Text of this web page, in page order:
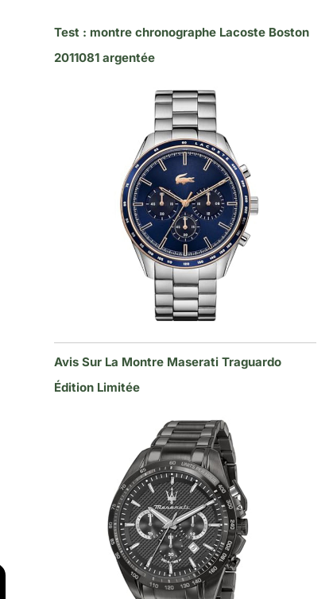
Test : montre chronographe Lacoste Boston
2011081 argentée
Avis Sur La Montre Maserati Traguardo
Édition Limitée